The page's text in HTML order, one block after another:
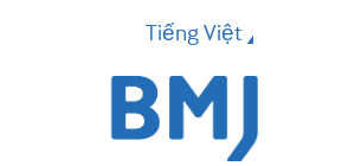
Tiếng Việt